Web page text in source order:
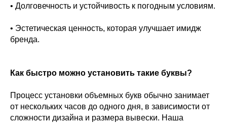
• Долговечность и устойчивость к погодным условиям.
• Эстетическая ценность, которая улучшает имидж
бренда.
Как быстро можно установить такие буквы?
Процесс установки объемных букв обычно занимает
от нескольких часов до одного дня, в зависимости от
сложности дизайна и размера вывески. Наша